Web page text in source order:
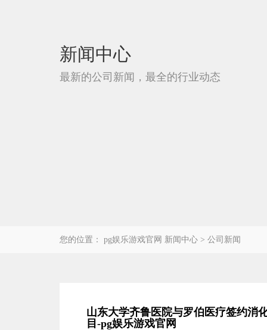
新闻中心
最新的公司新闻，最全的行业动态
您的位置： pg娱乐游戏官网 新闻中心 > 公司新闻
山东大学齐鲁医院与罗伯医疗签约消
目-pg娱乐游戏官网